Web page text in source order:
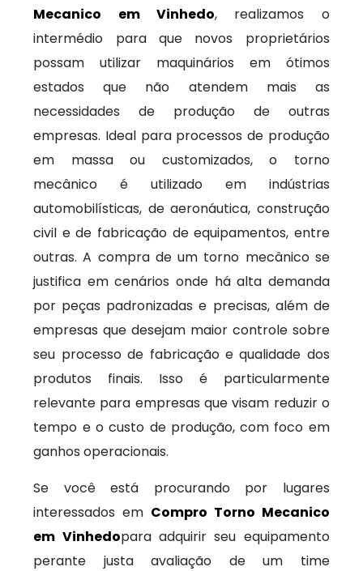
Mecanico em Vinhedo, realizamos o
intermédio para que novos proprietários
possam utilizar maquinários em ótimos
estados que não atendem mais as
necessidades de produção de outras
empresas. Ideal para processos de produção
em massa ou customizados, o torno
mecânico é utilizado em indústrias
automobilísticas, de aeronáutica, construção
civil e de fabricação de equipamentos, entre
outras. A compra de um torno mecânico se
justifica em cenários onde há alta demanda
por peças padronizadas e precisas, além de
empresas que desejam maior controle sobre
seu processo de fabricação e qualidade dos
produtos finais. Isso é particularmente
relevante para empresas que visam reduzir o
tempo e o custo de produção, com foco em
ganhos operacionais.
Se você está procurando por lugares
interessados em Compro Torno Mecanico
em Vinhedopara adquirir seu equipamento
perante justa avaliação de um time